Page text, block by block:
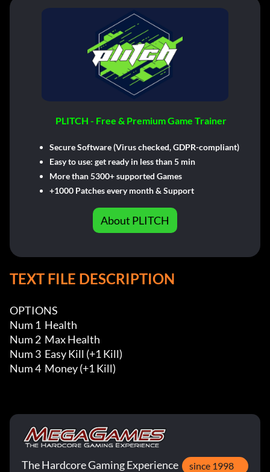
PLITCH - Free & Premium Game Trainer
Secure Software (Virus checked, GDPR-compliant)
Easy to use: get ready in less than 5 min
More than 5300+ supported Games
+1000 Patches every month & Support
About PLITCH
TEXT FILE DESCRIPTION
OPTIONS
Num 1  Health
Num 2  Max Health
Num 3  Easy Kill (+1 Kill)
Num 4  Money (+1 Kill)
The Hardcore Gaming Experience since 1998